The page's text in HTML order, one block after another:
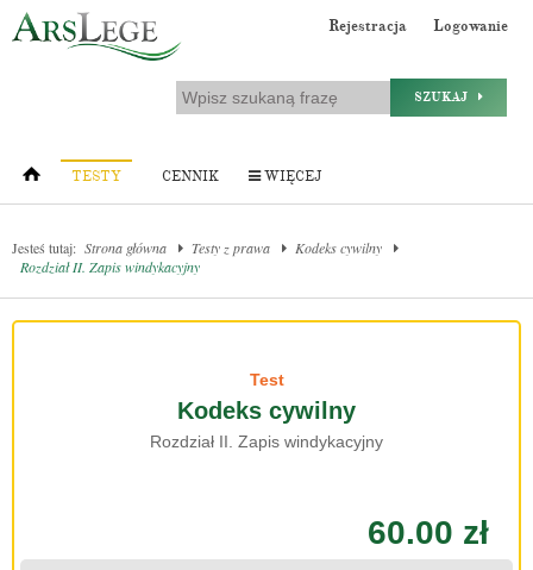
Rejestracja Logowanie
SZUKAJ
TESTY CENNIK WIĘCEJ
Jesteś tutaj: Strona główna Testy z prawa
Kodeks cywilny
Rozdział II. Zapis windykacyjny
Test
Kodeks cywilny
Rozdział II. Zapis windykacyjny
60.00 zł